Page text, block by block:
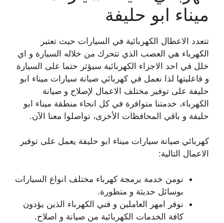
ميناء ابو حليفة
تتعدد الاعطال الكهربائية في السيارات حيث تعتبر
الكهرباء هي العصب الذي تتحرك من خلاله السيارة و اي
خلل في احد الاجزاء الكهربائية سيؤثر حتما على السيارة
و فاعليتها لذا نعمل في كهربائي صيانة سيارات ميناء ابو
حليفة على توفير مختلف الاعمال لإصلاح و صيانة
الكهرباء، خدمتنا متوافرة في كل انحاء منطقة ميناء ابو
حليفة و باقي المحافظات الأخرى، تواصلوا معنا الآن.
كهربائي صيانة سيارات ميناء ابو حليفة يعمل على توفير
الاعمال التالية:
نومن خدمة برمجة كهرباء مختلف انواع السيارات
بوسائل حديثة و متطورة.
نوفر امهر العاملين و فني الكهرباء الذين يؤدون
كافة الخدمات الكهربائية من صيانة و اصلاح.